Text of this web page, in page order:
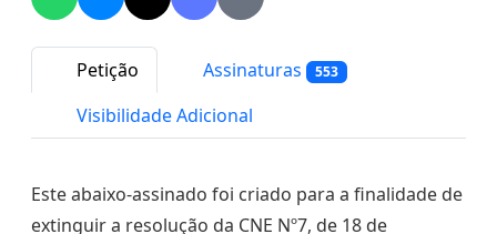
Petição Assinaturas 553
Visibilidade Adicional
Este abaixo-assinado foi criado para a finalidade de
extinguir a resolução da CNE Nº7, de 18 de